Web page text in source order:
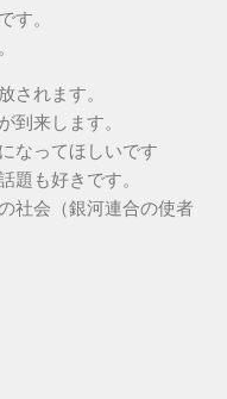
す。
されます。
到来します。
なってほしいです
題も好きです。
社会（銀河連合の使者